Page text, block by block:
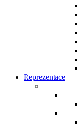
Reprezentace